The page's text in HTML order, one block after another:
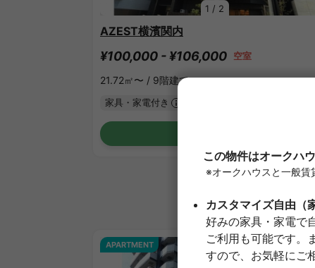
1 / 2
AZEST横濱関内
¥100,000 - ¥106,000 空室
21.72㎡〜 / 9階建て
家具・家電付き
APARTMENT